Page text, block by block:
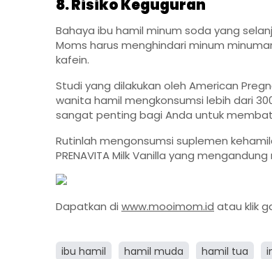
8. Risiko Keguguran
Bahaya ibu hamil minum soda yang
Moms harus menghindari minum
kafein.
Studi yang dilakukan oleh American
wanita hamil mengkonsumsi lebih dari
sangat penting bagi Anda untuk
Rutinlah mengonsumsi suplemen
PRENAVITA Milk Vanilla yang mengandung
Dapatkan di www.mooimom.id atau klik
ibu hamil hamil muda hamil tua